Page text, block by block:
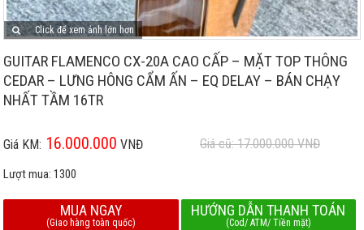
Click để xem ảnh lớn hơn
GUITAR FLAMENCO CX-20A CAO CẤP – MẶT TOP THÔNG
CEDAR – LƯNG HÔNG CẨM ẤN – EQ DELAY – BÁN CHẠY
NHẤT TẦM 16TR
Giá KM: 16.000.000 VNĐ Giá cũ: 17.000.000VNĐ
Lượt mua:1300
MUA NGAY
(Giao hàng toàn quốc)
HƯỚNG DẪN THANH TOÁN
(Cod/ ATM/ Tiền mặt)